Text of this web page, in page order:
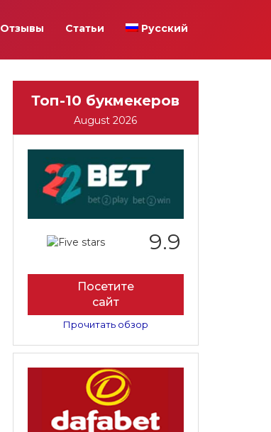
Отзывы Статьи Русский
Топ-10 букмекеров
August 2026
9.9
Посетите
сайт
Прочитать обзор